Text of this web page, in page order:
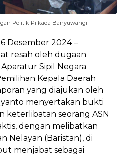
Politik Pilkada Banyuwangi
Desember 2024 –
resah oleh dugaan
Sipil Negara
Kepala Daerah
yang diajukan oleh
menyertakan bukti
keterlibatan seorang ASN
dengan melibatkan
Nelayan (Baristan), di
menjabat sebagai